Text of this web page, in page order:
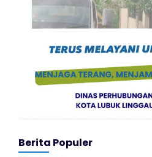
Berita Populer